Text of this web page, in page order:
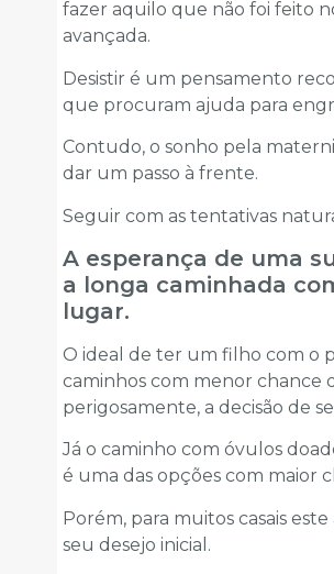
fazer aquilo que não foi feito
avançada.
Desistir é um pensamento
que procuram ajuda para
Contudo, o sonho pela
dar um passo à frente.
Seguir com as tentativas
A esperança de uma
a longa caminhada
lugar.
O ideal de ter um filho com o
caminhos com menor chance
perigosamente, a decisão de
Já o caminho com óvulos
é uma das opções com maior
Porém, para muitos casais
seu desejo inicial.